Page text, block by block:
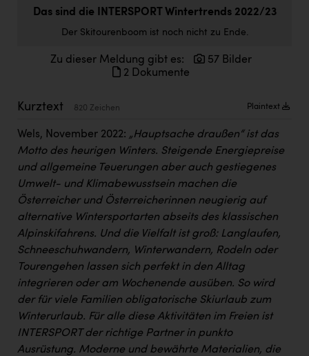
Doppler Gruppe
everfield
Fristads Austria
HIG Infomotion Group
IFE Austria GmbH
Immotech
INTERSPAR
INTERSPORT Austria
Jesolo
Jane Goodall Institute Austria
Kärcher
Karin Liedl
Das sind die INTERSPORT Wintertrends 2022/23
Der Skitourenboom ist noch nicht zu Ende.
Zu dieser Meldung gibt es:
57 Bilder
2 Dokumente
Kurztext 820 Zeichen Plaintext
Wels, November 2022: „Hauptsache draußen“ ist das
Motto des heurigen Winters. Steigende Energiepreise
und allgemeine Teuerungen aber auch gestiegenes
Umwelt- und Klimabewusstsein machen die
Österreicher und Österreicherinnen neugierig auf
alternative Wintersportarten abseits des klassischen
Alpinskifahrens. Und die Vielfalt ist groß: Langlaufen,
Schneeschuhwandern, Winterwandern, Rodeln oder
Tourengehen lassen sich perfekt in den Alltag
integrieren oder am Wochenende ausüben. So wird
der für viele Familien obligatorische Skiurlaub zum
Winterurlaub. Für alle diese Aktivitäten im Freien ist
INTERSPORT der richtige Partner in punkto
Ausrüstung. Moderne und bewährte Materialien, die